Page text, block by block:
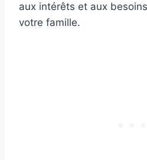
aux intérêts et aux
votre famille.